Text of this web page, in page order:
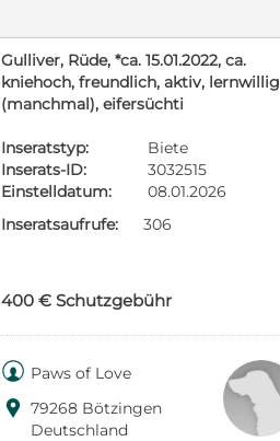
Gulliver, Rüde, *ca. 15.01.2022, ca.
kniehoch, freundlich, aktiv, lernwillig
(manchmal), eifersüchti
Inseratstyp:
Biete
Inserats-ID:
3032515
Einstelldatum:
08.01.2026
Inseratsaufrufe:
306
400 € Schutzgebühr
 Paws of Love
 79268 Bötzingen
Deutschland